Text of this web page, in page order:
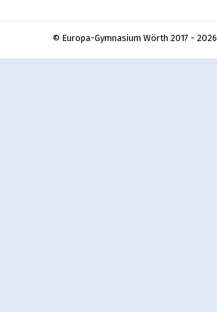
© Europa-Gymnasium Wörth 2017 - 2026